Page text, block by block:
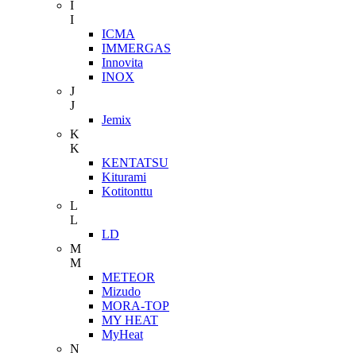
I
I
ICMA
IMMERGAS
Innovita
INOX
J
J
Jemix
K
K
KENTATSU
Kiturami
Kotitonttu
L
L
LD
M
M
METEOR
Mizudo
MORA-TOP
MY HEAT
MyHeat
N